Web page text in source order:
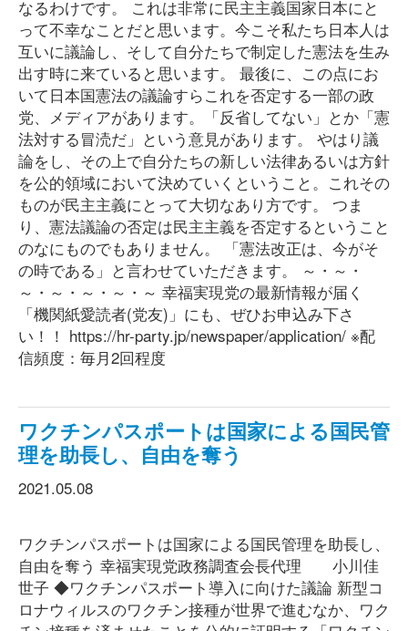
なるわけです。 これは非常に民主主義国家日本にと
って不幸なことだと思います。今こそ私たち日本人は
互いに議論し、そして自分たちで制定した憲法を生み
出す時に来ていると思います。 最後に、この点にお
いて日本国憲法の議論すらこれを否定する一部の政
党、メディアがあります。「反省してない」とか「憲
法対する冒涜だ」という意見があります。 やはり議
論をし、その上で自分たちの新しい法律あるいは方針
を公的領域において決めていくということ。これその
ものが民主主義にとって大切なあり方です。 つま
り、憲法議論の否定は民主主義を否定するということ
のなにものでもありません。 「憲法改正は、今がそ
の時である」と言わせていただきます。 ～・～・
～・～・～・～・～ 幸福実現党の最新情報が届く
「機関紙愛読者(党友)」にも、ぜひお申込み下さ
い！！ https://hr-party.jp/newspaper/application/ ※配
信頻度：毎月2回程度
ワクチンパスポートは国家による国民管
理を助長し、自由を奪う
2021.05.08
ワクチンパスポートは国家による国民管理を助長し、
自由を奪う 幸福実現党政務調査会長代理 小川佳
世子 ◆ワクチンパスポート導入に向けた議論 新型コ
ロナウィルスのワクチン接種が世界で進むなか、ワク